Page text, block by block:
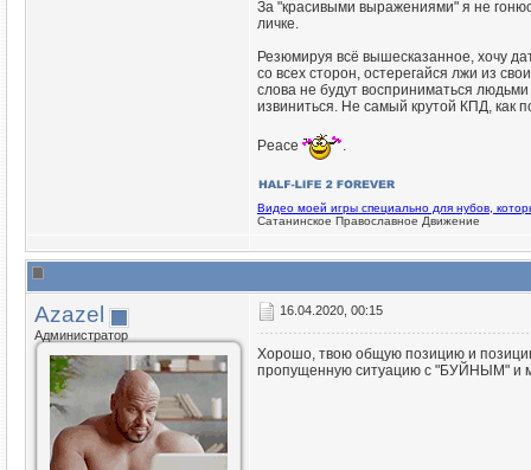
За "красивыми выражениями" я не
личке.
Резюмируя всё вышесказанное, хочу
со всех сторон, остерегайся лжи из
слова не будут восприниматься
извиниться. Не самый крутой КПД, как
Peace
Видео моей игры специально для нубов,
Сатанинское Православное Движение
Azazel
Администратор
16.04.2020, 00:15
Хорошо, твою общую позицию и
пропущенную ситуацию с "БУЙНЫМ" и